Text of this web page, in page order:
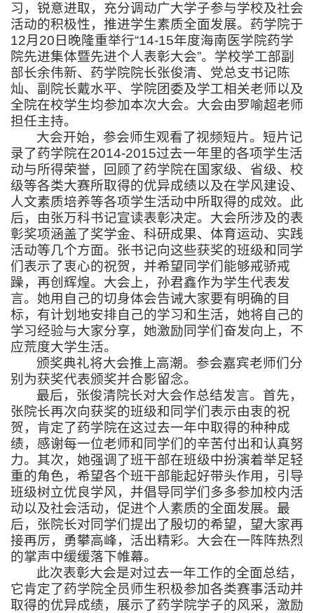
习，锐意进取，充分调动广大学子参与学校及社会
活动的积极性，推进学生素质全面发展。药学院于
12月20日晚隆重举行“14-15年度海南医学院药学
院先进集体暨先进个人表彰大会”。 学校学工部副
部长余伟新、 药学院院长张俊清、党总支书记陈
灿、副院长戴水平、学院团委及学工相关老师以及
全院在校学生均参加本次大会。大会由罗喻超老师
担任主持。
大会开始，参会师生观看了视频短片。短片记
录了药学院在2014-2015过去一年里的各项学生活
动与所得荣誉，回顾了药学院在国家级、省级、校
级等各类大赛所取得的优异成绩以及在学风建设、
人文素质培养等各项学生活动中所取得的成效。此
后，由张万科书记宣读表彰决定。大会所涉及的表
彰奖项涵盖了奖学金、科研成果、体育运动、实践
活动等几个方面。张书记向这些获奖的班级和同学
们表示了衷心的祝贺，并希望同学们能够戒骄戒
躁，再创辉煌。大会上，孙君鑫作为学生代表发
言。她用自己的切身体会告诫大家要有明确的目
标，有计划地安排自己的学习和生活，她将自己的
学习经验与大家分享，她激励同学们奋发向上，不
应荒度大学生活。
颁奖典礼将大会推上高潮。参会嘉宾老师们分
别为获奖代表颁奖并合影留念。
最后，张俊清院长对大会作总结发言。首先，
张院长再次向获奖的班级和同学们表示由衷的祝
贺，肯定了药学院在这过去一年中取得的种种成
绩，感谢每一位老师和同学们的辛苦付出和认真努
力。其次，她强调了班干部在班级中扮演着举足轻
重的角色，希望各个班干部能起好带头作用，引导
班级树立优良学风，并倡导同学们多多参加校内活
动以及社会活动，促进个人素质的全面发展。最
后，张院长对同学们提出了殷切的希望，望大家再
接再厉，勇攀高峰，活出精彩。大会在一阵阵热烈
的掌声中缓缓落下帷幕。
此次表彰大会是对过去一年工作的全面总结，
它肯定了药学院全员师生积极参加各类赛事活动并
取得的优异成绩，展示了药学院学子的风采，激励